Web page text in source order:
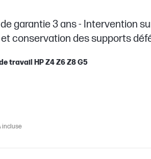
garantie 3 ans - Intervention
conservation des supports
travail HP Z4 Z6 Z8 G5
incluse